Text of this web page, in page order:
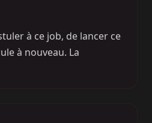
à ce job, de lancer ce
à nouveau. La